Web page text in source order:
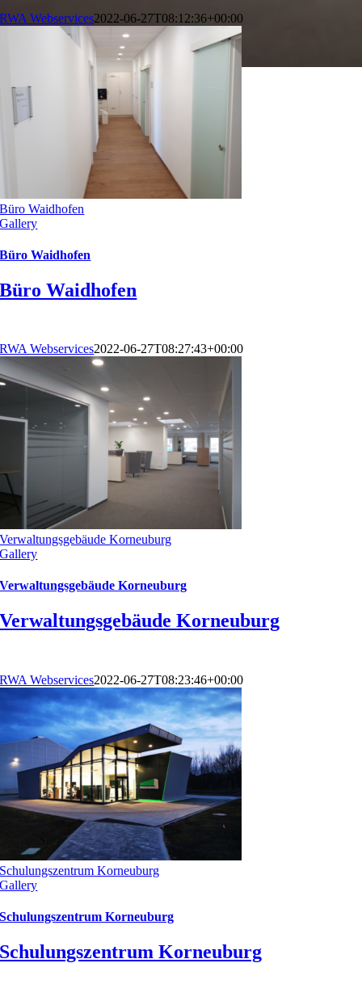
RWA Webservices2022-06-27T08:12:36+00:00
Büro Waidhofen
Gallery
Büro Waidhofen
Büro Waidhofen
RWA Webservices2022-06-27T08:27:43+00:00
Verwaltungsgebäude Korneuburg
Gallery
Verwaltungsgebäude Korneuburg
Verwaltungsgebäude Korneuburg
RWA Webservices2022-06-27T08:23:46+00:00
Schulungszentrum Korneuburg
Gallery
Schulungszentrum Korneuburg
Schulungszentrum Korneuburg